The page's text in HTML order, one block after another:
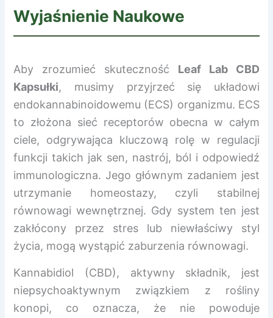
Wyjaśnienie Naukowe
Aby zrozumieć skuteczność Leaf Lab CBD
Kapsułki, musimy przyjrzeć się układowi
endokannabinoidowemu (ECS) organizmu. ECS
to złożona sieć receptorów obecna w całym
ciele, odgrywająca kluczową rolę w regulacji
funkcji takich jak sen, nastrój, ból i odpowiedź
immunologiczna. Jego głównym zadaniem jest
utrzymanie homeostazy, czyli stabilnej
równowagi wewnętrznej. Gdy system ten jest
zakłócony przez stres lub niewłaściwy styl
życia, mogą wystąpić zaburzenia równowagi.
Kannabidiol (CBD), aktywny składnik, jest
niepsychoaktywnym związkiem z rośliny
konopi, co oznacza, że nie powoduje